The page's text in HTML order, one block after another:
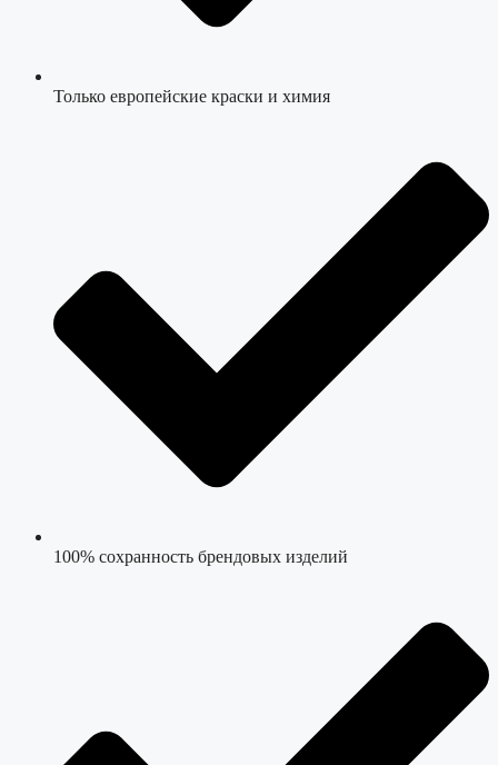
Только европейские краски и химия
100% сохранность брендовых изделий